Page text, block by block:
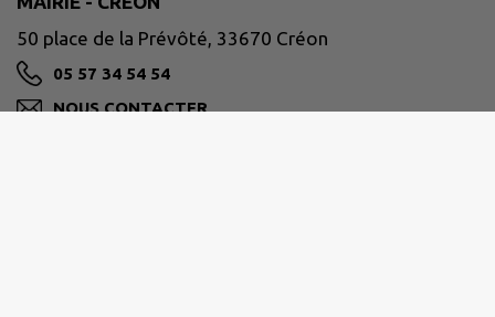
50 place de la Prévôté, 33670 Créon
05 57 34 54 54
NOUS CONTACTER